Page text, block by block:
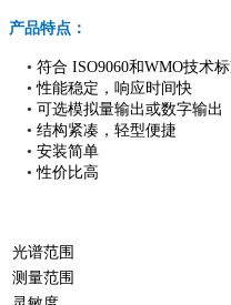
产品特点：
• 符合 ISO9060和WMO技术
•性能稳定，响应时间快
• 可选模拟量输出或数字输出
• 结构紧凑，轻型便捷
• 安装简单
•性价比高
光谱范围
测量范围